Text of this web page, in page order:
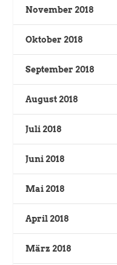
November 2018
Oktober 2018
September 2018
August 2018
Juli 2018
Juni 2018
Mai 2018
April 2018
März 2018